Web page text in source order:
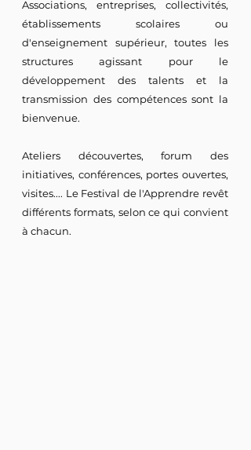
Associations, entreprises, collectivités,
établissements scolaires ou
d'enseignement supérieur, toutes les
structures agissant pour le
développement des talents et la
transmission des compétences sont la
bienvenue.
Ateliers découvertes, forum des
initiatives, conférences, portes ouvertes,
visites.... Le Festival de l'Apprendre revêt
différents formats, selon ce qui convient
à chacun.